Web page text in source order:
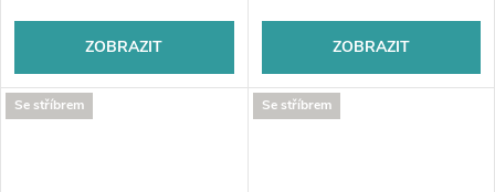
ZOBRAZIT ZOBRAZIT
Se stříbrem Se stříbrem